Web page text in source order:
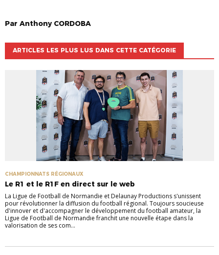
Par Anthony CORDOBA
ARTICLES LES PLUS LUS DANS CETTE CATÉGORIE
CHAMPIONNATS RÉGIONAUX
Le R1 et le R1F en direct sur le web
La Ligue de Football de Normandie et Delaunay Productions s'unissent
pour révolutionner la diffusion du football régional. Toujours soucieuse
d'innover et d'accompagner le développement du football amateur, la
Ligue de Football de Normandie franchit une nouvelle étape dans la
valorisation de ses com...